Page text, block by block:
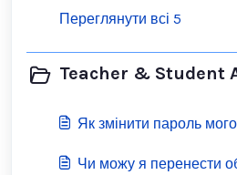
Переглянути всі 5
Teacher & Student
Як змінити пароль
Чи можу я перенести